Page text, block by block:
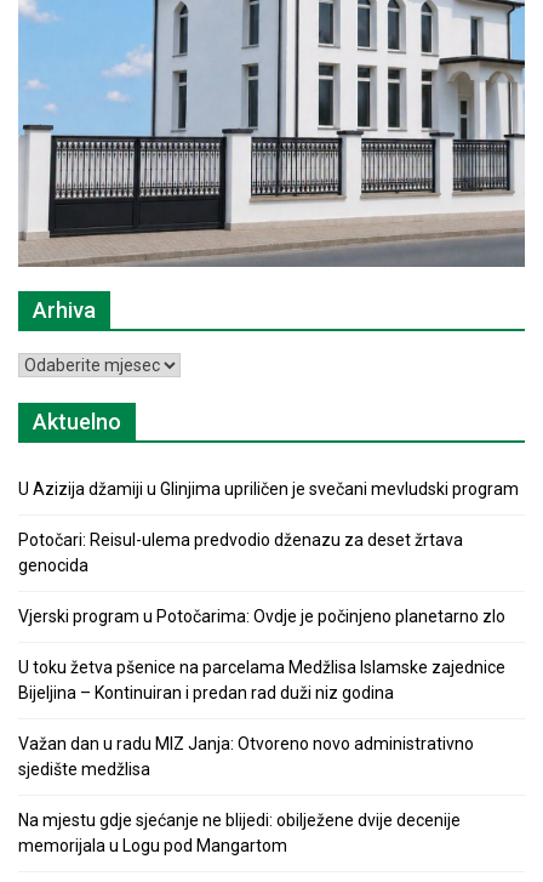
Arhiva
Arhiva
Aktuelno
U Azizija džamiji u Glinjima upriličen je svečani mevludski program
Potočari: Reisul-ulema predvodio dženazu za deset žrtava
genocida
Vjerski program u Potočarima: Ovdje je počinjeno planetarno zlo
U toku žetva pšenice na parcelama Medžlisa Islamske zajednice
Bijeljina – Kontinuiran i predan rad duži niz godina
Važan dan u radu MIZ Janja: Otvoreno novo administrativno
sjedište medžlisa
Na mjestu gdje sjećanje ne blijedi: obilježene dvije decenije
memorijala u Logu pod Mangartom